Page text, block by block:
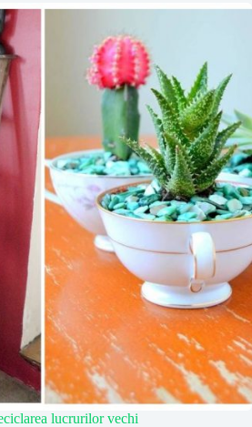
lucrurilor vechi